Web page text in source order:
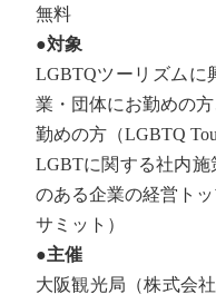
無料
●対象
LGBTQツーリズムに
業・団体にお勤めの
勤めの方（LGBTQ
LGBTに関する社内
のある企業の経営ト
サミット）
●主催
大阪観光局（株式会